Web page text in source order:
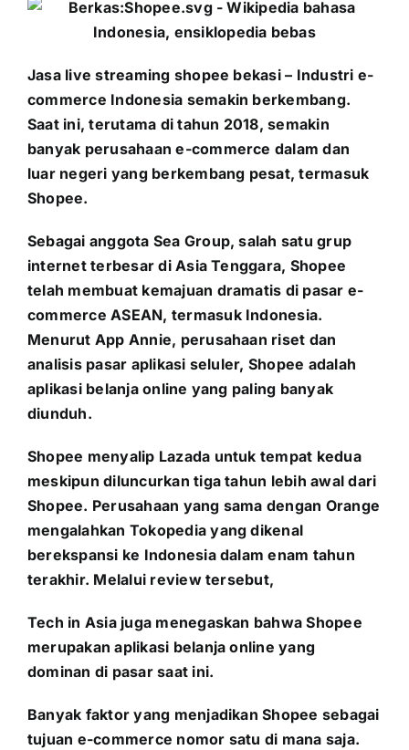
Jasa live streaming shopee bekasi – Industri e-
commerce Indonesia semakin berkembang.
Saat ini, terutama di tahun 2018, semakin
banyak perusahaan e-commerce dalam dan
luar negeri yang berkembang pesat, termasuk
Shopee.
Sebagai anggota Sea Group, salah satu grup
internet terbesar di Asia Tenggara, Shopee
telah membuat kemajuan dramatis di pasar e-
commerce ASEAN, termasuk Indonesia.
Menurut App Annie, perusahaan riset dan
analisis pasar aplikasi seluler, Shopee adalah
aplikasi belanja online yang paling banyak
diunduh.
Shopee menyalip Lazada untuk tempat kedua
meskipun diluncurkan tiga tahun lebih awal dari
Shopee. Perusahaan yang sama dengan Orange
mengalahkan Tokopedia yang dikenal
berekspansi ke Indonesia dalam enam tahun
terakhir. Melalui review tersebut,
Tech in Asia juga menegaskan bahwa Shopee
merupakan aplikasi belanja online yang
dominan di pasar saat ini.
Banyak faktor yang menjadikan Shopee sebagai
tujuan e-commerce nomor satu di mana saja.